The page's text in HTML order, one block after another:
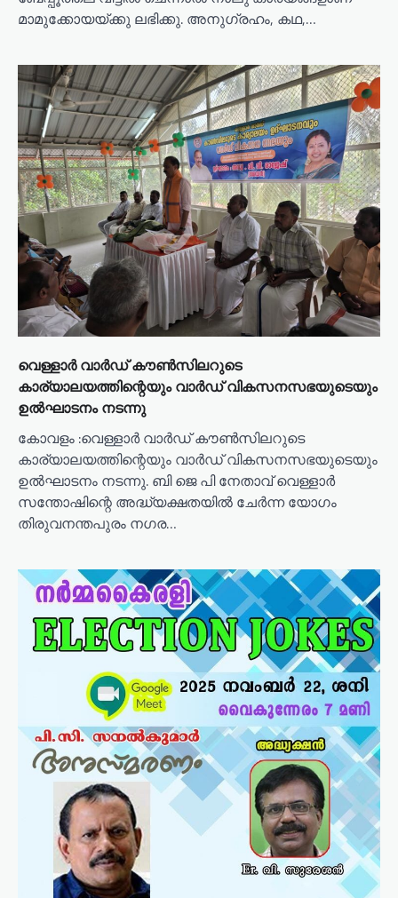
മാമുക്കോയയ്ക്കു ലഭിക്കു. ​അ​നു​ഗ്ര​ഹം, ക​ഥ,…
വെള്ളാർ വാർഡ്‌ കൗൺസിലറുടെ
കാര്യാലയത്തിന്റെയും വാർഡ്‌ വികസനസഭയുടെയും
ഉൽഘാടനം നടന്നു
കോവളം :വെള്ളാർ വാർഡ്‌ കൗൺസിലറുടെ
കാര്യാലയത്തിന്റെയും വാർഡ്‌ വികസനസഭയുടെയും
ഉൽഘാടനം നടന്നു. ബി ജെ പി നേതാവ് വെള്ളാർ
സന്തോഷിന്റെ അദ്ധ്യക്ഷതയിൽ ചേർന്ന യോഗം
തിരുവനന്തപുരം നഗര…